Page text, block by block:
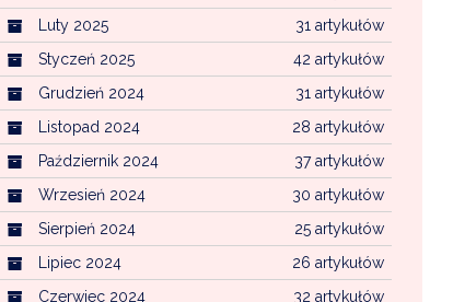
31 artykułów
Luty 2025
42 artykułów
Styczeń 2025
31 artykułów
Grudzień 2024
28 artykułów
Listopad 2024
37 artykułów
Październik 2024
30 artykułów
Wrzesień 2024
25 artykułów
Sierpień 2024
26 artykułów
Lipiec 2024
32 artykułów
Czerwiec 2024